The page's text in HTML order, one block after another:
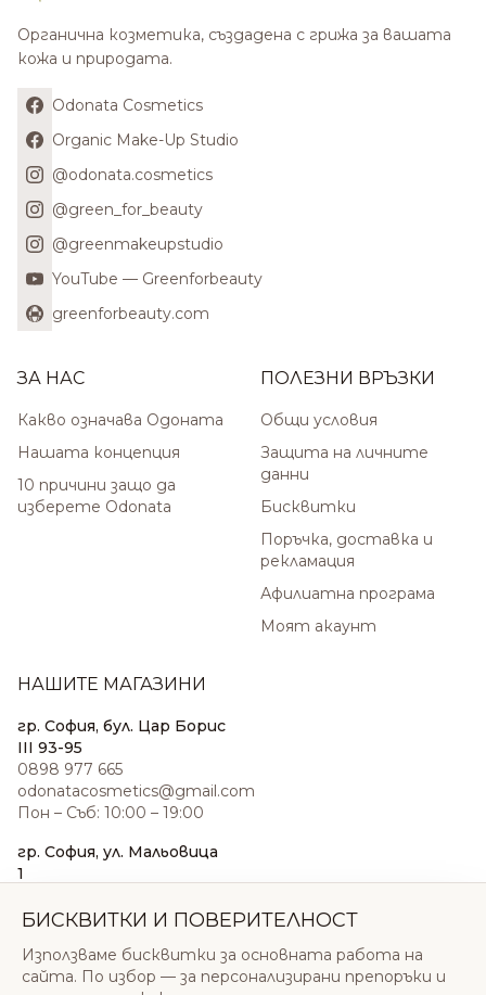
Органична козметика, създадена с грижа за вашата
кожа и природата.
Odonata Cosmetics
Organic Make-Up Studio
@odonata.cosmetics
@green_for_beauty
@greenmakeupstudio
YouTube — Greenforbeauty
greenforbeauty.com
ЗА НАС
Какво означава Одоната
Нашата концепция
10 причини защо да
изберете Odonata
ПОЛЕЗНИ ВРЪЗКИ
Общи условия
Защита на личните
данни
Бисквитки
Поръчка, доставка и
рекламация
Афилиатна програма
Моят акаунт
НАШИТЕ МАГАЗИНИ
гр. София, бул. Цар Борис
III 93-95
0898 977 665
odonatacosmetics@gmail.com
Пон – Съб: 10:00 – 19:00
гр. София, ул. Мальовица
1
sales@odonatacosmetics.com
Нед: 11:00 – 18:00
БИСКВИТКИ И ПОВЕРИТЕЛНОСТ
Използваме бисквитки за основната работа на
сайта. По избор — за персонализирани препоръки и